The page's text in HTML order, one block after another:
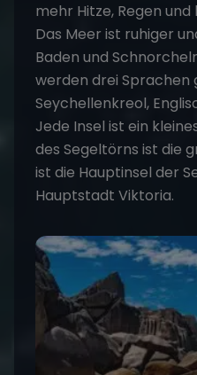
mehr Hitze, Regen
Das Meer ist ruhiger
Baden und
werden drei Sprachen
Seychellenkreol,
Jede Insel ist ein
des Segeltörns ist die
ist die Hauptinsel der
Hauptstadt Viktoria.